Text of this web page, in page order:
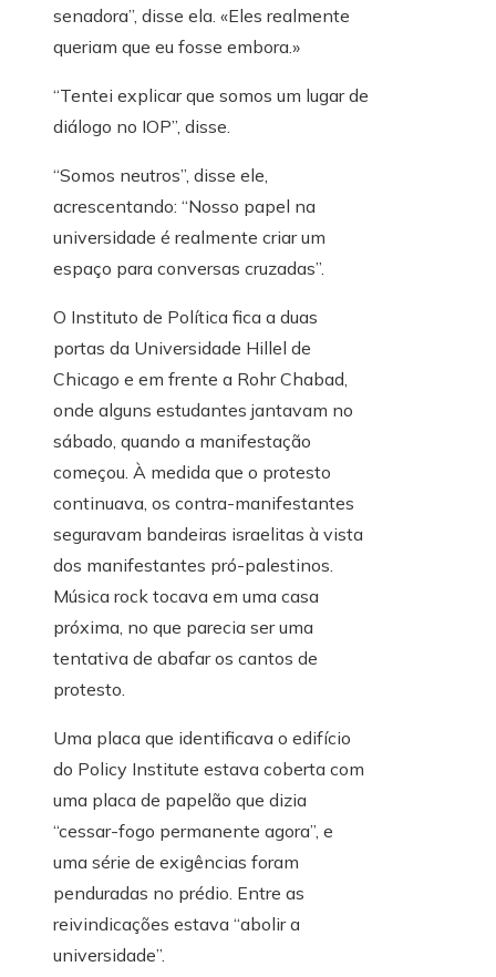
senadora”, disse ela. «Eles realmente
queriam que eu fosse embora.»
“Tentei explicar que somos um lugar de
diálogo no IOP”, disse.
“Somos neutros”, disse ele,
acrescentando: “Nosso papel na
universidade é realmente criar um
espaço para conversas cruzadas”.
O Instituto de Política fica a duas
portas da Universidade Hillel de
Chicago e em frente a Rohr Chabad,
onde alguns estudantes jantavam no
sábado, quando a manifestação
começou. À medida que o protesto
continuava, os contra-manifestantes
seguravam bandeiras israelitas à vista
dos manifestantes pró-palestinos.
Música rock tocava em uma casa
próxima, no que parecia ser uma
tentativa de abafar os cantos de
protesto.
Uma placa que identificava o edifício
do Policy Institute estava coberta com
uma placa de papelão que dizia
“cessar-fogo permanente agora”, e
uma série de exigências foram
penduradas no prédio. Entre as
reivindicações estava “abolir a
universidade”.